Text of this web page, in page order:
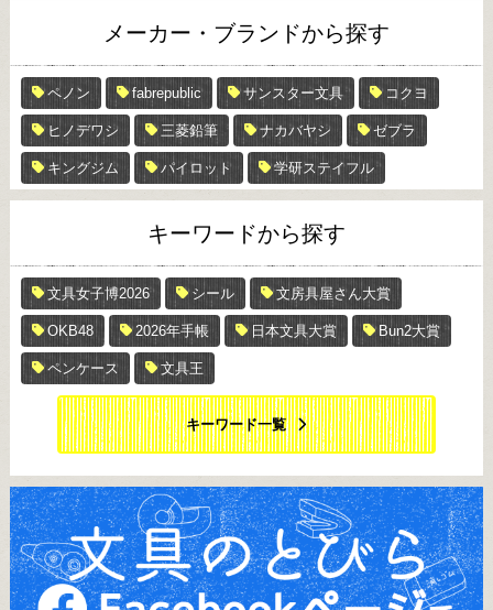
メーカー・ブランドから探す
ペノン fabrepublic サンスター文具 コクヨ
ヒノデワシ 三菱鉛筆 ナカバヤシ ゼブラ
キングジム パイロット 学研ステイフル
キーワードから探す
文具女子博2026 シール 文房具屋さん大賞
OKB48 2026年手帳 日本文具大賞 Bun2大賞
ペンケース 文具王
キーワード一覧